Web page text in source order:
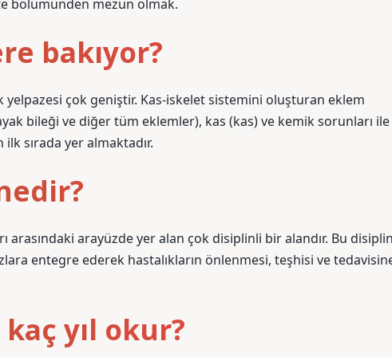
bölümünden mezun olmak.
bakıyor?
yelpazesi çok geniştir. Kas-iskelet sistemini oluşturan eklem
bileği ve diğer tüm eklemler), kas (kas) ve kemik sorunları ile
ilk sırada yer almaktadır.
arasındaki arayüzde yer alan çok disiplinli bir alandır. Bu
entegre ederek hastalıkların önlenmesi, teşhisi ve
yıl okur?